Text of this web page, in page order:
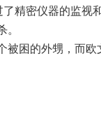
精密仪器的监视
困的外甥，而欧